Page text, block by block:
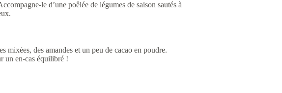
le d’une poêlée de légumes de saison sautés à
mixées, des amandes et un peu de cacao en poudre.
un en-cas équilibré !